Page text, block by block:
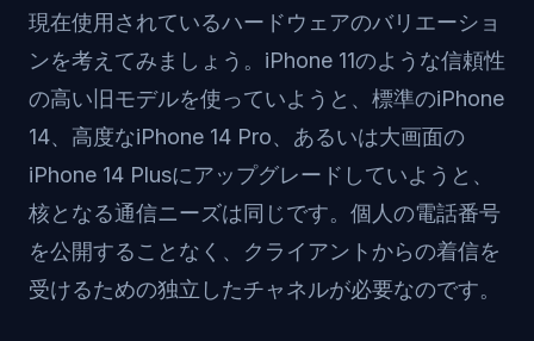
現在使用されているハードウェアのバリエーショ
ンを考えてみましょう。iPhone 11のような信頼性
の高い旧モデルを使っていようと、標準のiPhone
14、高度なiPhone 14 Pro、あるいは大画面の
iPhone 14 Plusにアップグレードしていようと、
核となる通信ニーズは同じです。個人の電話番号
を公開することなく、クライアントからの着信を
受けるための独立したチャネルが必要なのです。